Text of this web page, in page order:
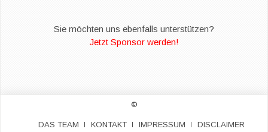
Sie möchten uns ebenfalls unterstützen?
Jetzt Sponsor werden!
©
DAS TEAM KONTAKT IMPRESSUM DISCLAIMER